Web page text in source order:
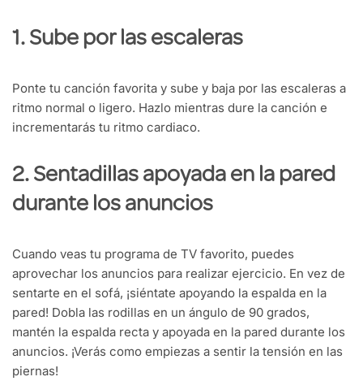
1. Sube por las escaleras
Ponte tu canción favorita y sube y baja por las escaleras a
ritmo normal o ligero. Hazlo mientras dure la canción e
incrementarás tu ritmo cardiaco.
2. Sentadillas apoyada en la pared
durante los anuncios
Cuando veas tu programa de TV favorito, puedes
aprovechar los anuncios para realizar ejercicio. En vez de
sentarte en el sofá, ¡siéntate apoyando la espalda en la
pared! Dobla las rodillas en un ángulo de 90 grados,
mantén la espalda recta y apoyada en la pared durante los
anuncios. ¡Verás como empiezas a sentir la tensión en las
piernas!